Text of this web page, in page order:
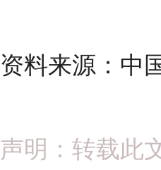
资料来源：中
声明：转载此